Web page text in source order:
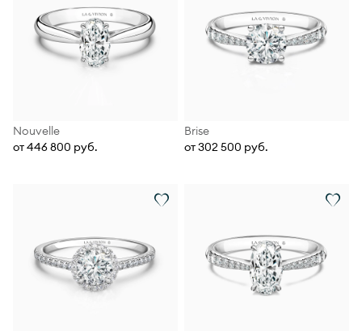
Nouvelle
от 446 800 руб.
Brise
от 302 500 руб.